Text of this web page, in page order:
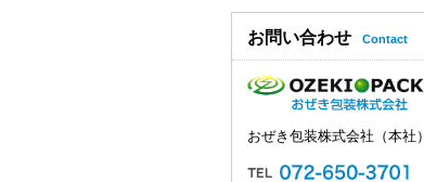
お問い合わせ Contact
おぜき包装株式会社（本社）